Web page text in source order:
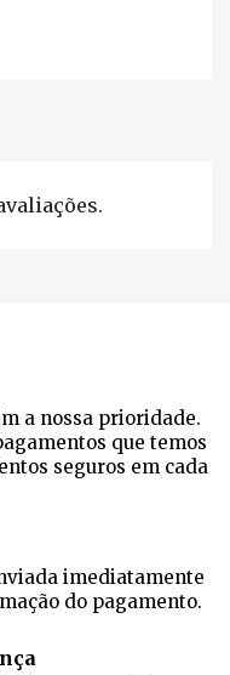
a nossa prioridade.
que temos
seguros em cada
imediatamente
do pagamento.